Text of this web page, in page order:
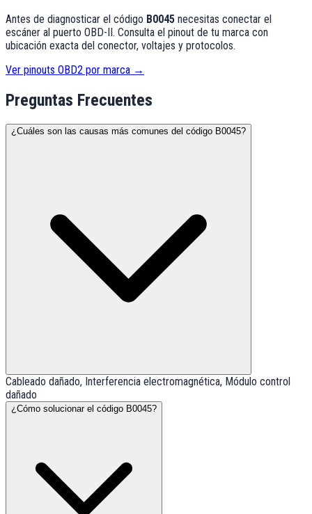
Antes de diagnosticar el código B0045 necesitas conectar el
escáner al puerto OBD-II. Consulta el pinout de tu marca con
ubicación exacta del conector, voltajes y protocolos.
Ver pinouts OBD2 por marca →
Preguntas Frecuentes
¿Cuáles son las causas más comunes del código B0045?
Cableado dañado, Interferencia electromagnética, Módulo control
dañado
¿Cómo solucionar el código B0045?